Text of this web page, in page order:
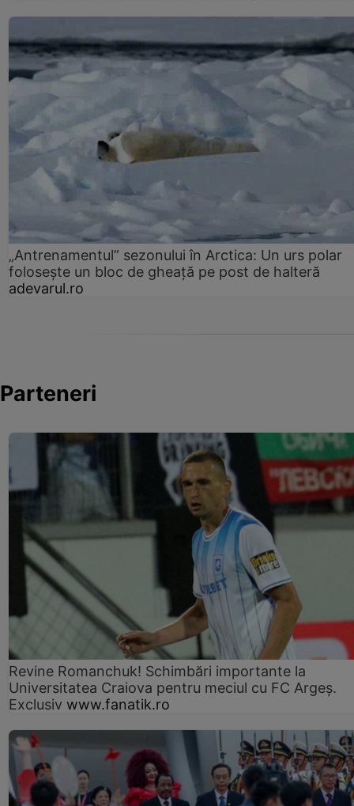
„Antrenamentul” sezonului în Arctica: Un urs polar
folosește un bloc de gheață pe post de halteră
adevarul.ro
Parteneri
Revine Romanchuk! Schimbări importante la
Universitatea Craiova pentru meciul cu FC Argeş.
Exclusiv www.fanatik.ro